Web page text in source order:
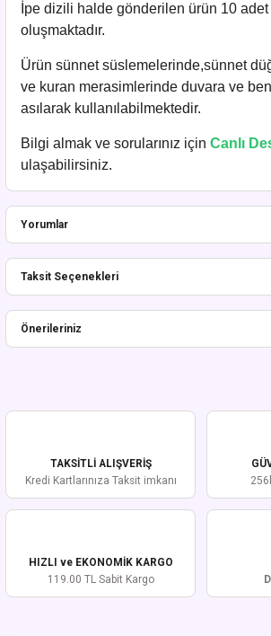
İpe dizili halde gönderilen ürün 10
oluşmaktadır.
Ürün sünnet süslemelerinde,sünnet
ve kuran merasimlerinde duvara ve
asılarak kullanılabilmektedir.
Bilgi almak ve sorularınız için Canlı
ulaşabilirsiniz.
Yorumlar
Bu ürüne ilk yorumu siz
Taksit Seçenekleri
Önerileriniz
Ürün resmi kalitesiz, bozuk veya
Ürün fiyatı diğer sitelerden daha pahalı.
Bu ürüne benzer farklı alternatifler olmalı.
TAKSİTLİ ALIŞVERİŞ
Kredi Kartlarınıza Taksit imkanı
HIZLI ve EKONOMİK KARGO
119.00 TL Sabit Kargo